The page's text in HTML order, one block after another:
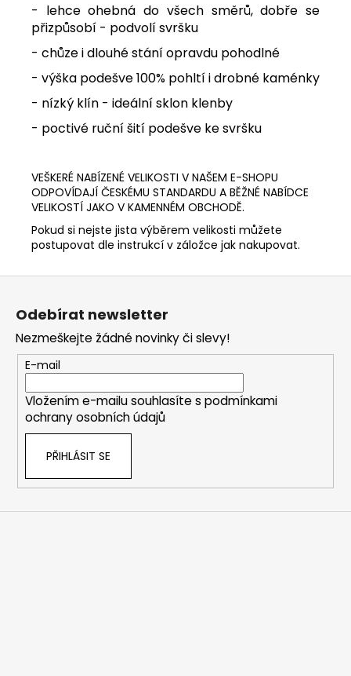
- lehce ohebná do všech směrů, dobře se
přizpůsobí - podvolí svršku
- chůze i dlouhé stání opravdu pohodlné
- výška podešve 100% pohltí i drobné kaménky
- nízký klín - ideální sklon klenby
- poctivé ruční šití podešve ke svršku
VEŠKERÉ NABÍZENÉ VELIKOSTI V NAŠEM E-SHOPU
ODPOVÍDAJÍ ČESKÉMU STANDARDU A BĚŽNÉ NABÍDCE
VELIKOSTÍ JAKO V KAMENNÉM OBCHODĚ.
Pokud si nejste jista výběrem velikosti můžete
postupovat dle instrukcí v záložce jak nakupovat.
Z
Odebírat newsletter
Nezmeškejte žádné novinky či slevy!
E-mail
Vložením e-mailu souhlasíte s podmínkami
ochrany osobních údajů
PŘIHLÁSIT SE